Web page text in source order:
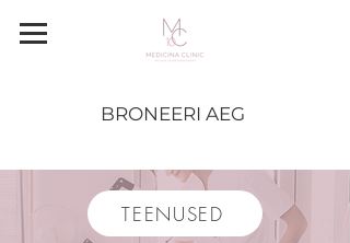
BRONEERI AEG
TEENUSED